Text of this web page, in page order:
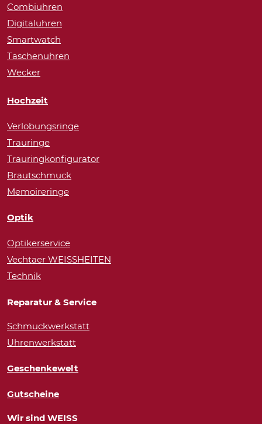
Combiuhren
Digitaluhren
Smartwatch
Taschenuhren
Wecker
Hochzeit
Verlobungsringe
Trauringe
Trauringkonfigurator
Brautschmuck
Memoireringe
Optik
Optikerservice
Vechtaer WEISSHEITEN
Technik
Reparatur & Service
Schmuckwerkstatt
Uhrenwerkstatt
Geschenkewelt
Gutscheine
Wir sind WEISS